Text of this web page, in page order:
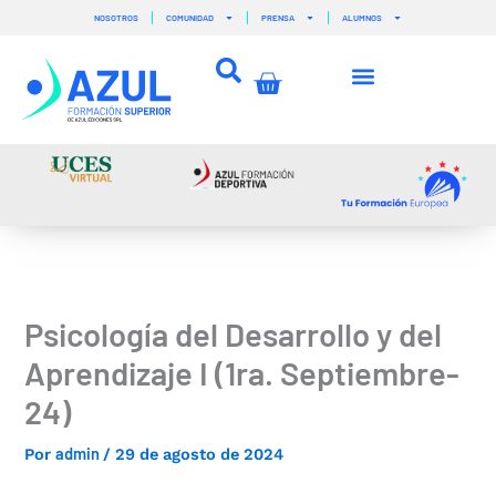
contenido
NOSOTROS COMUNIDAD PRENSA ALUMNOS
Carrito
Psicología del Desarrollo y del
Aprendizaje I (1ra. Septiembre-
24)
Poradmin /29 de agosto de 2024